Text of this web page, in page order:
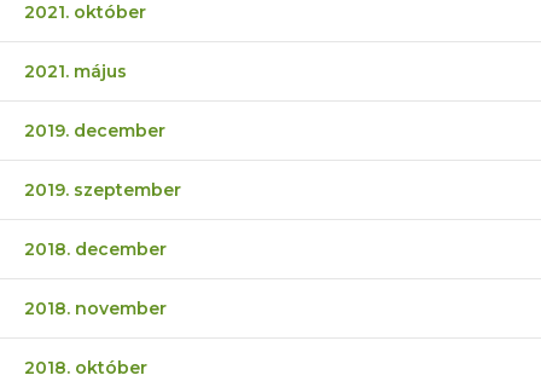
2021. október
2021. május
2019. december
2019. szeptember
2018. december
2018. november
2018. október